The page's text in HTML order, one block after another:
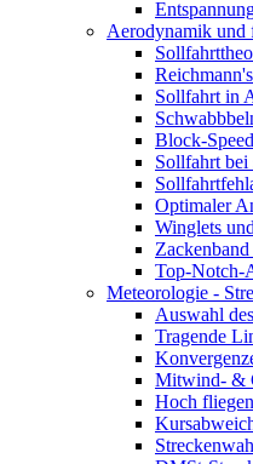
Aerodynamik und
Sollfahrt in
Block-Speed
Sollfahrt bei
Optimaler
Winglets
Top-Notch-
Meteorologie -
Auswahl
Tragende
Mitwind- &
Hoch fliegen